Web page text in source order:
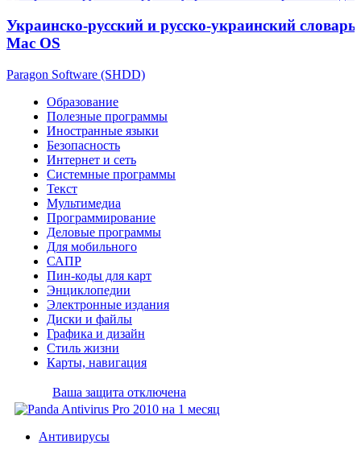
Украинско-русский и русско-украинский
Mac OS
Paragon Software (SHDD)
Образование
Полезные программы
Иностранные языки
Безопасность
Интернет и сеть
Системные программы
Текст
Мультимедиа
Программирование
Деловые программы
Для мобильного
САПР
Пин-коды для карт
Энциклопедии
Электронные издания
Диски и файлы
Графика и дизайн
Стиль жизни
Карты, навигация
Ваша защита отключена
Антивирусы